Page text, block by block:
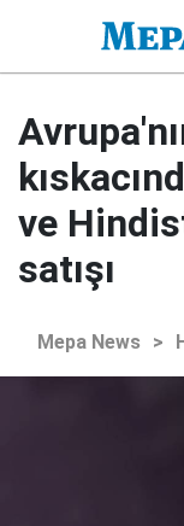
ve
satışı
Mepa News >